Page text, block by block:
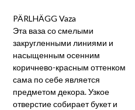
PÄRLHÄGG Vaza
Эта ваза со смелыми
закругленными линиями и
насыщенным осенним
коричнево-красным оттенком
сама по себе является
предметом декора. Узкое
отверстие собирает букет и